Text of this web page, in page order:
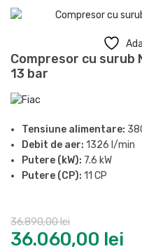
Compresor cu surub
13 bar
Tensiune alimentare:
Debit de aer: 1326 l/min
Putere (kW): 7.6 kW
Putere (CP): 11 CP
Nivel de zgomot (LpA, la
Eficienta motor:
IE3
36.060,00 lei
36.890,00lei